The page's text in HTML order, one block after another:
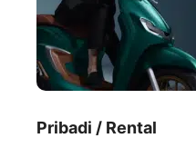
Pribadi / Rental